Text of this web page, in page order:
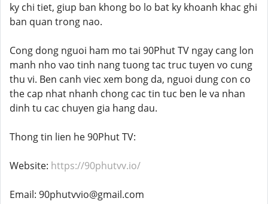
ky chi tiet, giup ban khong bo lo bat ky khoanh khac ghi
ban quan trong nao.
Cong dong nguoi ham mo tai 90Phut TV ngay cang lon
manh nho vao tinh nang tuong tac truc tuyen vo cung
thu vi. Ben canh viec xem bong da, nguoi dung con co
the cap nhat nhanh chong cac tin tuc ben le va nhan
dinh tu cac chuyen gia hang dau.
Thong tin lien he 90Phut TV:
Website: https://90phutvv.io/
Email: 90phutvvio@gmail.com